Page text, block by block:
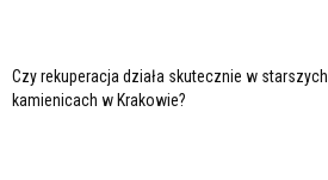
Czy rekuperacja działa skutecznie w starszych
kamienicach w Krakowie?